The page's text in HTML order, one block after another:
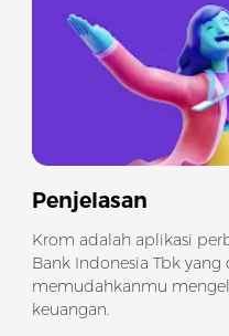
Penjelasan
Krom adalah aplikasi
Bank Indonesia Tbk
memudahkanmu
keuangan.